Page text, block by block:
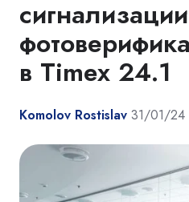
в Timex 24.1
Komolov Rostislav 31/01/24